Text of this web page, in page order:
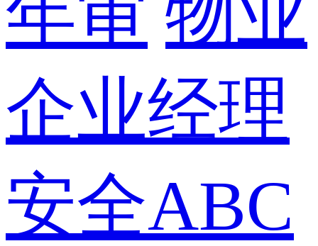
企业经理
安全ABC